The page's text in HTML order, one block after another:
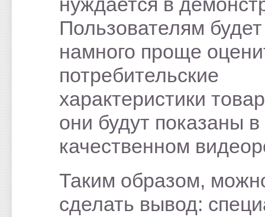
Пользователям будет
намного проще
потребительские
характеристики
они будут показаны в
качественном
Таким образом,
сделать вывод: